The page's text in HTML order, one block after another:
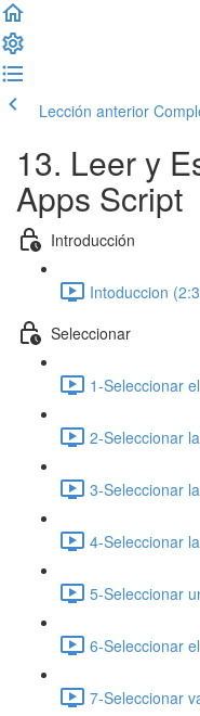
Lección anterior
13. Leer y
Apps Script
Introducción
Intoduccion
Seleccionar
1-Seleccionar
2-Seleccionar
3-Seleccionar
4-Seleccionar
5-Seleccionar
6-Seleccionar
7-Seleccionar